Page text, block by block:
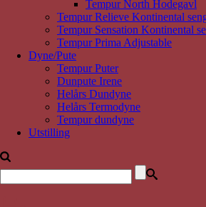
Tempur North Hodegavl
Tempur Relieve Kontinental
Tempur Sensation Kontinental
Tempur Prima Adjustable
Dyne/Pute
Tempur Puter
Dunpute Irene
Helårs Dundyne
Helårs Termodyne
Tempur dundyne
Utstilling